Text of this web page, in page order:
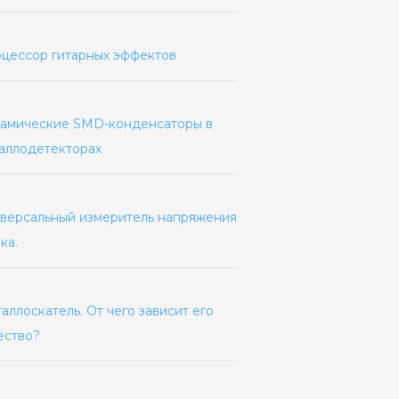
гитарных эффектов
SMD-конденсаторы в
измеритель напряжения
От чего зависит его